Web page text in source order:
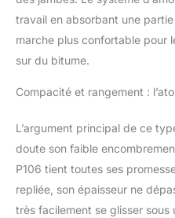
travail en absorbant une
marche plus confortable pour
sur du bitume.
Compacité et rangement :
L’argument principal de ce
doute son faible
P106 tient toutes ses
repliée, son épaisseur ne
très facilement se glisser sous